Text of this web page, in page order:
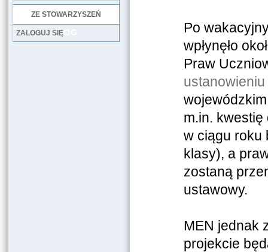
ZE STOWARZYSZEŃ
LOG
ZALOGUJ SIĘ
Po
wpłynęło
Praw
m.in.
w ciągu roku
klasy), a
zostaną
ustawowy.
MEN jednak
projekcie